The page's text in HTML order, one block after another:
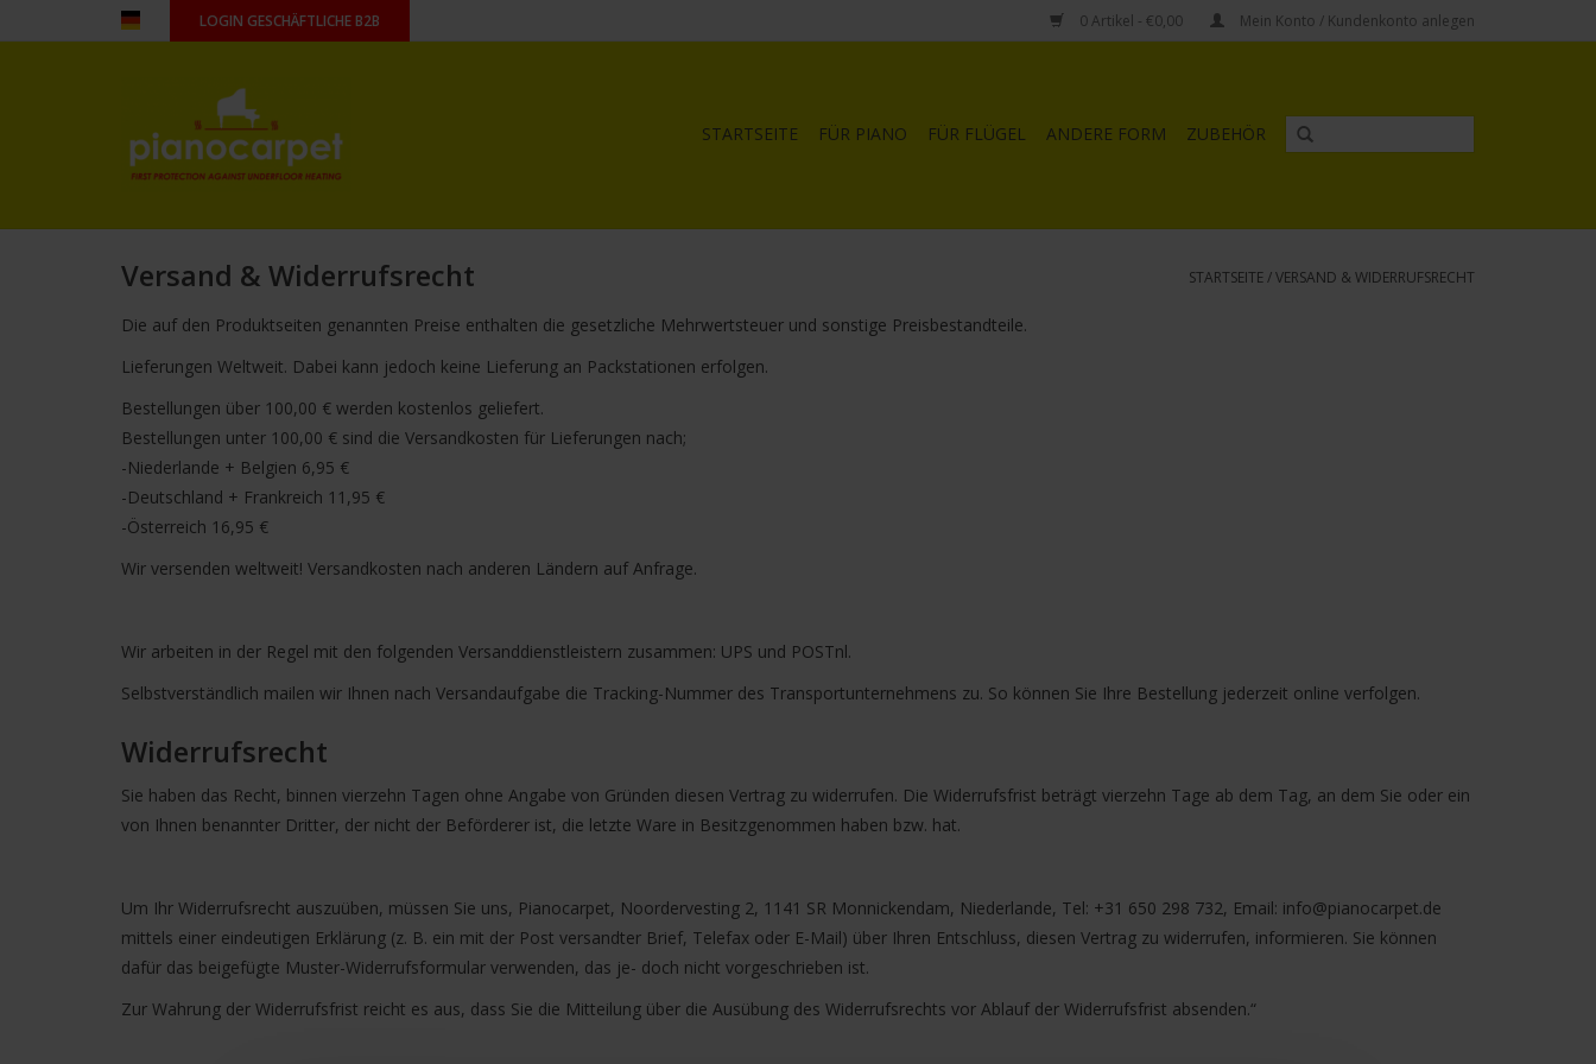
LOGIN GESCHÄFTLICHE B2B 0Artikel - €0,00 Mein Konto / Kundenkonto anlegen
STARTSEITE FÜR PIANO FÜR FLÜGEL ANDERE FORM ZUBEHÖR
Versand & Widerrufsrecht STARTSEITE/VERSAND & WIDERRUFSRECHT
Die auf den Produktseiten genannten Preise enthalten die gesetzliche Mehrwertsteuer und sonstige Preisbestandteile.
Lieferungen Weltweit. Dabei kann jedoch keine Lieferung an Packstationen erfolgen.
Bestellungen über 100,00 € werden kostenlos geliefert.
Bestellungen unter 100,00 € sind die Versandkosten für Lieferungen nach;
-Niederlande + Belgien 6,95 €
-Deutschland + Frankreich 11,95 €
-Österreich 16,95 €
Wir versenden weltweit! Versandkosten nach anderen Ländern auf Anfrage.
Wir arbeiten in der Regel mit den folgenden Versanddienstleistern zusammen: UPS und POSTnl.
Selbstverständlich mailen wir Ihnen nach Versandaufgabe die Tracking-Nummer des Transportunternehmens zu. So können Sie Ihre Bestellung jederzeit online verfolgen.
Widerrufsrecht
Sie haben das Recht, binnen vierzehn Tagen ohne Angabe von Gründen diesen Vertrag zu widerrufen. Die Widerrufsfrist beträgt vierzehn Tage ab dem Tag, an dem Sie oder ein
von Ihnen benannter Dritter, der nicht der Beförderer ist, die letzte Ware in Besitzgenommen haben bzw. hat.
Um Ihr Widerrufsrecht auszuüben, müssen Sie uns, Pianocarpet, Noordervesting 2, 1141 SR Monnickendam, Niederlande, Tel: +31 650 298 732, Email: info@pianocarpet.de
mittels einer eindeutigen Erklärung (z. B. ein mit der Post versandter Brief, Telefax oder E-Mail) über Ihren Entschluss, diesen Vertrag zu widerrufen, informieren. Sie können
dafür das beigefügte Muster-Widerrufsformular verwenden, das je- doch nicht vorgeschrieben ist.
Zur Wahrung der Widerrufsfrist reicht es aus, dass Sie die Mitteilung über die Ausübung des Widerrufsrechts vor Ablauf der Widerrufsfrist absenden.“